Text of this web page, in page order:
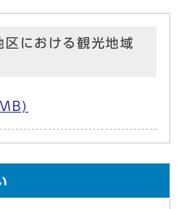
区における観光地域